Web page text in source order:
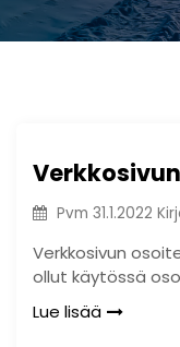
Pvm 31.1.2022
Verkkosivun
ollut käytössä
Lue lisää